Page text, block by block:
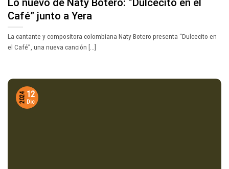
Café” junto a Yera
La cantante y compositora colombiana Naty Botero presenta “Dulcecito en
el Café”, una nueva canción [...]
12
Dic
2024